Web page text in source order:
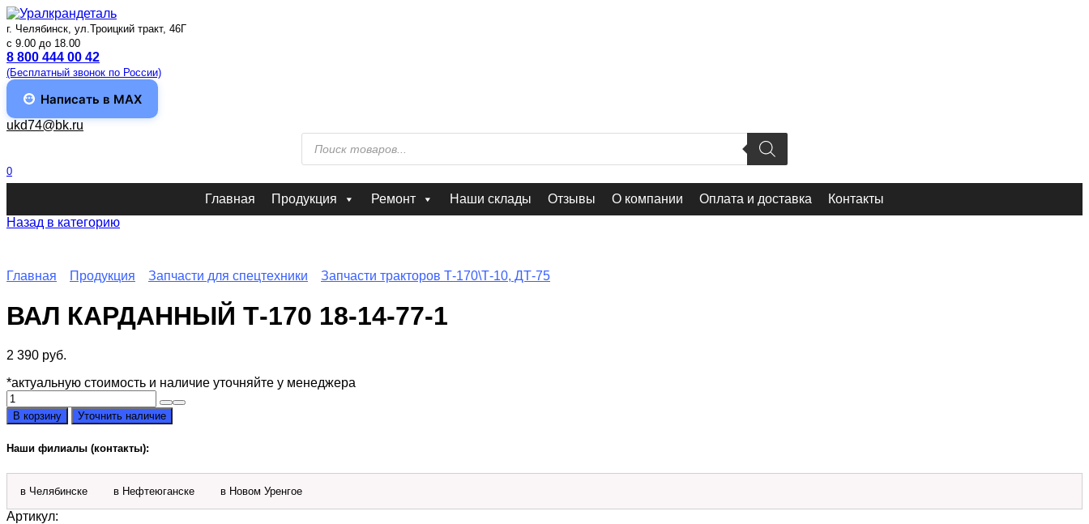
Перейти
к
содержанию
г. Челябинск, ул.Троицкий тракт, 46Г
c 9.00 до 18.00
8 800 444 00 42
(Бесплатный звонок по России)
Написать в MAX
ukd74@bk.ru
Поиск
товаров
0
Главная Продукция Ремонт Наши склады Отзывы О компании Оплата и доставка
Контакты
Назад в категорию
Главная Продукция Запчасти для спецтехники Запчасти тракторов Т-170\Т-10, ДТ-75
ВАЛ КАРДАННЫЙ Т-170 18-14-77-1
2 390 руб.
*актуальную стоимость и наличие уточняйте у менеджера
Количество
товара
Вал
карданный
Т-170
18-
77-
1
В корзину Уточнить наличие
Наши филиалы (контакты):
в Челябинске в Нефтеюганске в Новом Уренгое
Артикул: